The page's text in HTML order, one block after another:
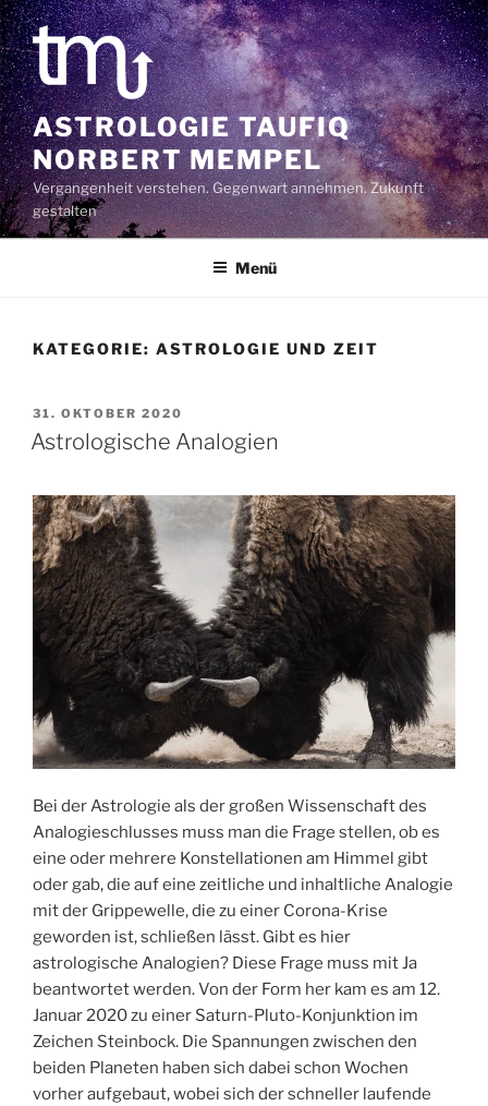
Zum
Inhalt
springen
ASTROLOGIE TAUFIQ
NORBERT MEMPEL
Vergangenheit verstehen. Gegenwart annehmen. Zukunft
gestalten
Menü
KATEGORIE: ASTROLOGIE UND ZEIT
VERÖFFENTLICHT
AM
31. OKTOBER 2020
Astrologische Analogien
Bei der Astrologie als der großen Wissenschaft des
Analogieschlusses muss man die Frage stellen, ob es
eine oder mehrere Konstellationen am Himmel gibt
oder gab, die auf eine zeitliche und inhaltliche Analogie
mit der Grippewelle, die zu einer Corona-Krise
geworden ist, schließen lässt. Gibt es hier
astrologische Analogien? Diese Frage muss mit Ja
beantwortet werden. Von der Form her kam es am 12.
Januar 2020 zu einer Saturn-Pluto-Konjunktion im
Zeichen Steinbock. Die Spannungen zwischen den
beiden Planeten haben sich dabei schon Wochen
vorher aufgebaut, wobei sich der schneller laufende